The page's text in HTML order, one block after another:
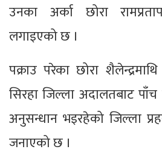
उनका अर्का छोरा
लगाइएको छ ।
पक्राउ परेका छोरा
सिरहा जिल्ला अदालतबाट
अनुसन्धान भइरहेको जिल्ला
जनाएको छ ।